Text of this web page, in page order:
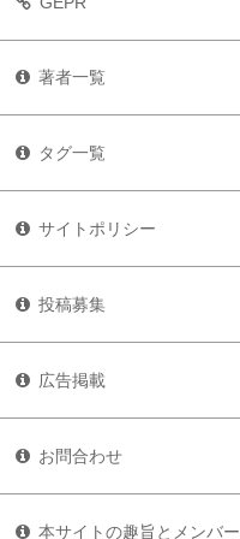
著者一覧
タグ一覧
サイトポリシー
投稿募集
広告掲載
お問合わせ
本サイトの趣旨とメンバー